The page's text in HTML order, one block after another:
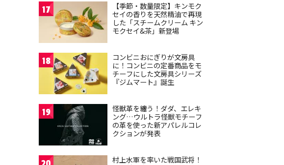
17
【季節・数量限定】キンモク
セイの香りを天然精油で再現
した「スチームクリーム キン
モクセイ&茶」新登場
18
コンビニおにぎりが文房具
に！コンビニの定番商品をモ
チーフにした文房具シリーズ
『ジムマート』誕生
19
怪獣革を纏う！ダダ、エレキ
ング…ウルトラ怪獣モチーフ
の革を使った新アパレルコレ
クションが発表
村上水軍を率いた戦国武将！